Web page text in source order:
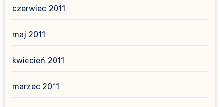
czerwiec 2011
maj 2011
kwiecień 2011
marzec 2011